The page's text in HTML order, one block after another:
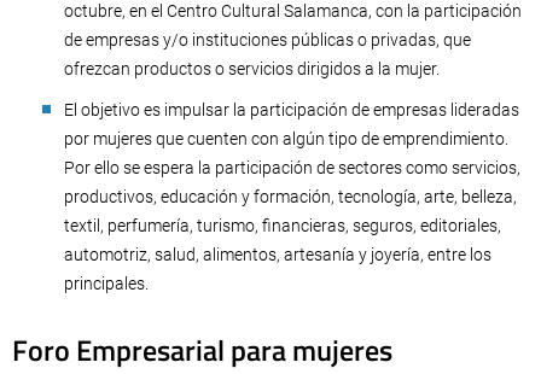
octubre, en el Centro Cultural Salamanca, con la participación
de empresas y/o instituciones públicas o privadas, que
ofrezcan productos o servicios dirigidos a la mujer.
El objetivo es impulsar la participación de empresas lideradas
por mujeres que cuenten con algún tipo de emprendimiento.
Por ello se espera la participación de sectores como servicios,
productivos, educación y formación, tecnología, arte, belleza,
textil, perfumería, turismo, financieras, seguros, editoriales,
automotriz, salud, alimentos, artesanía y joyería, entre los
principales.
Foro Empresarial para mujeres